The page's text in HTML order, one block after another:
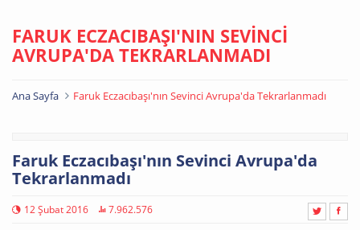
FARUK ECZACIBAŞI'NIN SEVİNCİ
AVRUPA'DA TEKRARLANMADI
Ana Sayfa Faruk Eczacıbaşı'nın Sevinci Avrupa'da Tekrarlanmadı
Faruk Eczacıbaşı'nın Sevinci Avrupa'da
Tekrarlanmadı
12 Şubat 2016 7.962.576